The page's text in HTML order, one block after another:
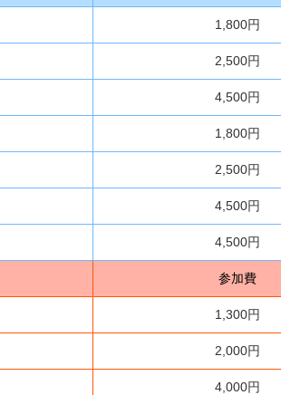
1,800円
2,500円
4,500円
1,800円
2,500円
4,500円
4,500円
参加費
1,300円
2,000円
4,000円